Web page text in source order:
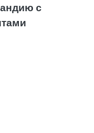
с